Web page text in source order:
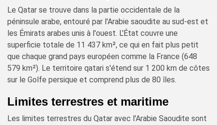
Le Qatar se trouve dans la partie occidentale de la
péninsule arabe, entouré par l'Arabie saoudite au sud-est et
les Émirats arabes unis à l'ouest. L'État couvre une
superficie totale de 11 437 km², ce qui en fait plus petit
que chaque grand pays européen comme la France (648
579 km²). Le territoire qatari s'étend sur 1 200 km de côtes
sur le Golfe persique et comprend plus de 80 îles.
Limites terrestres et maritime
Les limites terrestres du Qatar avec l'Arabie Saoudite sont